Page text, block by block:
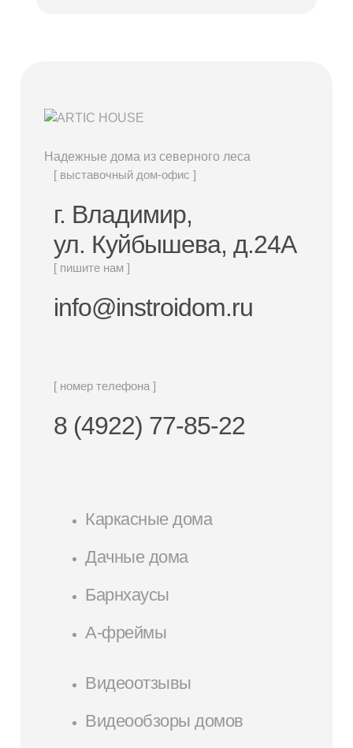
Надежные дома из северного леса
[ выставочный дом-офис ]
г. Владимир,
ул. Куйбышева, д.24А
[ пишите нам ]
info@instroidom.ru
[ номер телефона ]
8 (4922) 77-85-22
Каркасные дома
Дачные дома
Барнхаусы
А-фреймы
Видеоотзывы
Видеообзоры домов